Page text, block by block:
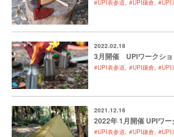
#UPI表参道 #UPI鎌倉 #UPI
2022.02.18
3月開催 UPIワークショ
#UPI表参道 #UPI鎌倉 #UPI
2021.12.16
2022年 1月開催 UPIワー
#UPI表参道 #UPI鎌倉 #UPI